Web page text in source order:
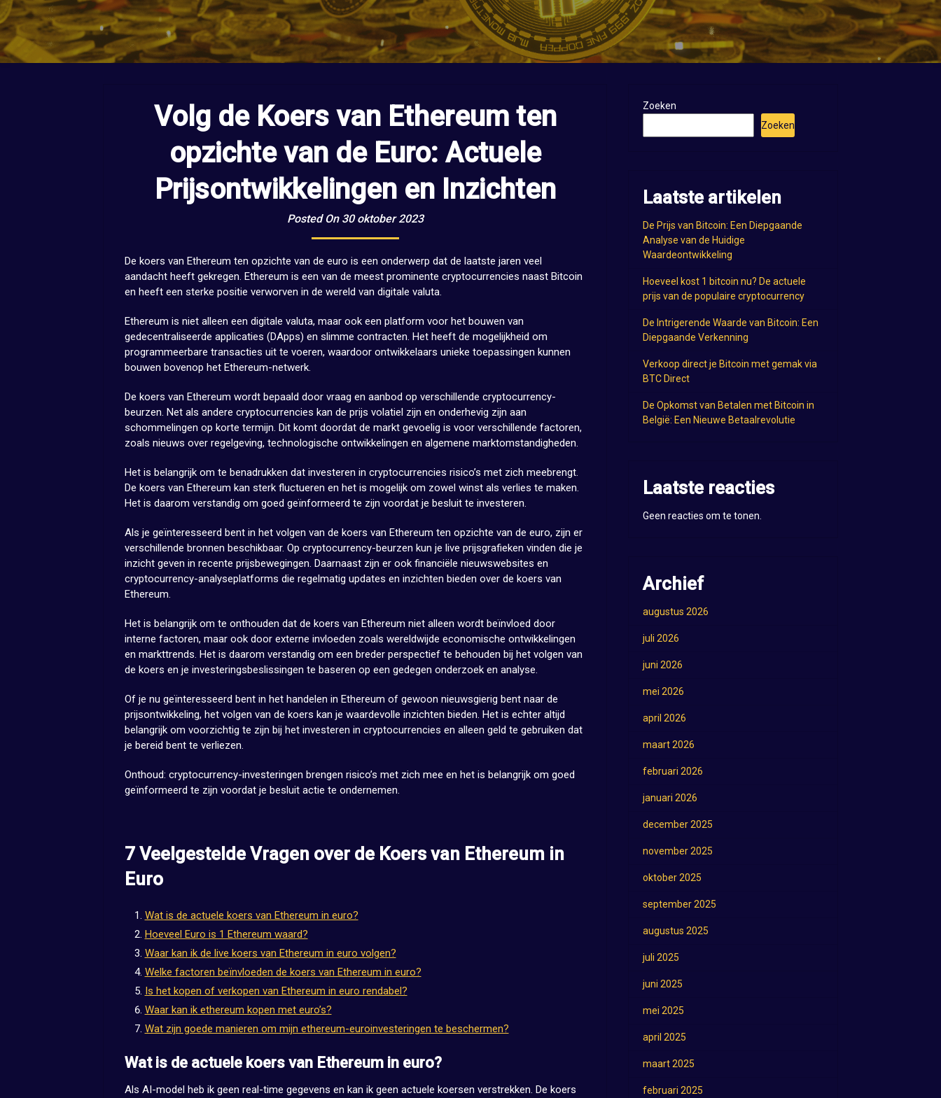
Volg de Koers van Ethereum ten
opzichte van de Euro: Actuele
Prijsontwikkelingen en Inzichten
Posted On 30 oktober 2023
De koers van Ethereum ten opzichte van de euro is een onderwerp dat de laatste jaren veel
aandacht heeft gekregen. Ethereum is een van de meest prominente cryptocurrencies naast Bitcoin
en heeft een sterke positie verworven in de wereld van digitale valuta.
Ethereum is niet alleen een digitale valuta, maar ook een platform voor het bouwen van
gedecentraliseerde applicaties (DApps) en slimme contracten. Het heeft de mogelijkheid om
programmeerbare transacties uit te voeren, waardoor ontwikkelaars unieke toepassingen kunnen
bouwen bovenop het Ethereum-netwerk.
De koers van Ethereum wordt bepaald door vraag en aanbod op verschillende cryptocurrency-
beurzen. Net als andere cryptocurrencies kan de prijs volatiel zijn en onderhevig zijn aan
schommelingen op korte termijn. Dit komt doordat de markt gevoelig is voor verschillende factoren,
zoals nieuws over regelgeving, technologische ontwikkelingen en algemene marktomstandigheden.
Het is belangrijk om te benadrukken dat investeren in cryptocurrencies risico’s met zich meebrengt.
De koers van Ethereum kan sterk fluctueren en het is mogelijk om zowel winst als verlies te maken.
Het is daarom verstandig om goed geïnformeerd te zijn voordat je besluit te investeren.
Als je geïnteresseerd bent in het volgen van de koers van Ethereum ten opzichte van de euro, zijn er
verschillende bronnen beschikbaar. Op cryptocurrency-beurzen kun je live prijsgrafieken vinden die je
inzicht geven in recente prijsbewegingen. Daarnaast zijn er ook financiële nieuwswebsites en
cryptocurrency-analyseplatforms die regelmatig updates en inzichten bieden over de koers van
Ethereum.
Het is belangrijk om te onthouden dat de koers van Ethereum niet alleen wordt beïnvloed door
interne factoren, maar ook door externe invloeden zoals wereldwijde economische ontwikkelingen
en markttrends. Het is daarom verstandig om een breder perspectief te behouden bij het volgen van
de koers en je investeringsbeslissingen te baseren op een gedegen onderzoek en analyse.
Of je nu geïnteresseerd bent in het handelen in Ethereum of gewoon nieuwsgierig bent naar de
prijsontwikkeling, het volgen van de koers kan je waardevolle inzichten bieden. Het is echter altijd
belangrijk om voorzichtig te zijn bij het investeren in cryptocurrencies en alleen geld te gebruiken dat
je bereid bent te verliezen.
Onthoud: cryptocurrency-investeringen brengen risico’s met zich mee en het is belangrijk om goed
geïnformeerd te zijn voordat je besluit actie te ondernemen.
7 Veelgestelde Vragen over de Koers van Ethereum in
Euro
Wat is de actuele koers van Ethereum in euro?
Hoeveel Euro is 1 Ethereum waard?
Waar kan ik de live koers van Ethereum in euro volgen?
Welke factoren beïnvloeden de koers van Ethereum in euro?
Is het kopen of verkopen van Ethereum in euro rendabel?
Waar kan ik ethereum kopen met euro’s?
Wat zijn goede manieren om mijn ethereum-euroinvesteringen te beschermen?
Wat is de actuele koers van Ethereum in euro?
Als AI-model heb ik geen real-time gegevens en kan ik geen actuele koersen verstrekken. De koers
Zoeken
Zoeken
Laatste artikelen
De Prijs van Bitcoin: Een Diepgaande
Analyse van de Huidige
Waardeontwikkeling
Hoeveel kost 1 bitcoin nu? De actuele
prijs van de populaire cryptocurrency
De Intrigerende Waarde van Bitcoin: Een
Diepgaande Verkenning
Verkoop direct je Bitcoin met gemak via
BTC Direct
De Opkomst van Betalen met Bitcoin in
België: Een Nieuwe Betaalrevolutie
Laatste reacties
Geen reacties om te tonen.
Archief
augustus 2026
juli 2026
juni 2026
mei 2026
april 2026
maart 2026
februari 2026
januari 2026
december 2025
november 2025
oktober 2025
september 2025
augustus 2025
juli 2025
juni 2025
mei 2025
april 2025
maart 2025
februari 2025